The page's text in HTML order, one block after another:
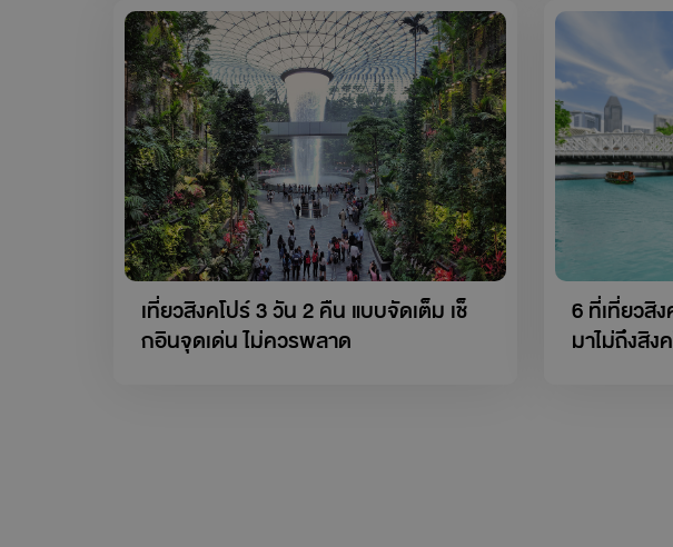
เที่ยวสิงคโปร์ 3 วัน 2 คืน แบบจัดเต็ม เช็
กอินจุดเด่น ไม่ควรพลาด
6 ที่เที่ยวสิ
มาไม่ถึงสิง